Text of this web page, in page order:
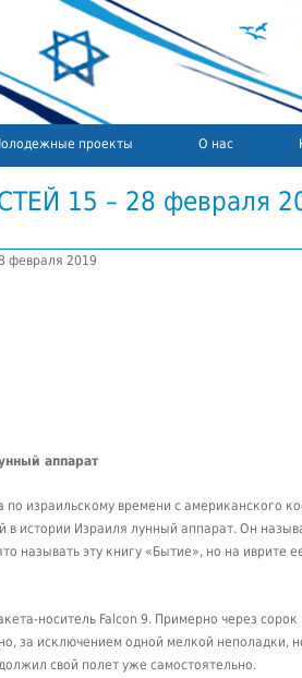
проекты О нас
15 – 28 февраля
февраля 2019
аппарат
по израильскому времени с американского
в истории Израиля лунный аппарат. Он
называть эту книгу «Бытие», но на иврите
носитель Falcon 9. Примерно через сорок
за исключением одной мелкой неполадки,
свой полет уже самостоятельно.